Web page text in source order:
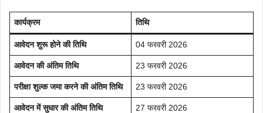
कार्यक्रम तिथि
आवेदन शुरू होने की तिथि 04 फरवरी 2026
आवेदन की अंतिम तिथि 23 फरवरी 2026
परीक्षा शुल्क जमा करने की अंतिम तिथि 23 फरवरी 2026
आवेदन में सुधार की अंतिम तिथि 27 फरवरी 2026